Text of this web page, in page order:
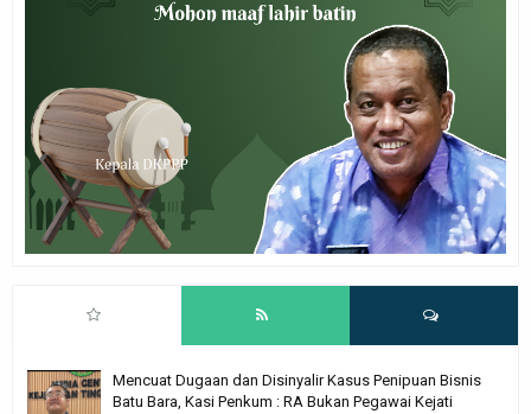
Mencuat Dugaan dan Disinyalir Kasus Penipuan Bisnis
Batu Bara, Kasi Penkum : RA Bukan Pegawai Kejati